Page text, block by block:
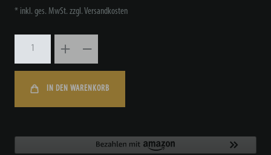
* inkl. ges. MwSt. zzgl.Versandkosten
IN DEN WARENKORB